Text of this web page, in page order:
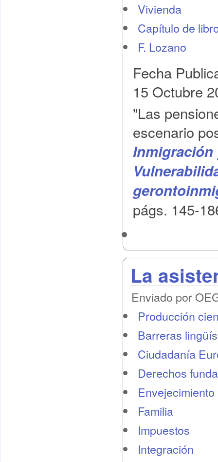
Vivienda
Capítulo de
F. Lozano
Fecha
15 Octubre
"Las
escenario
Inmigración
págs. 145-
La
Enviado por
Producción
Barreras
Ciudadanía
Derechos
Familia
Impuestos
Integración